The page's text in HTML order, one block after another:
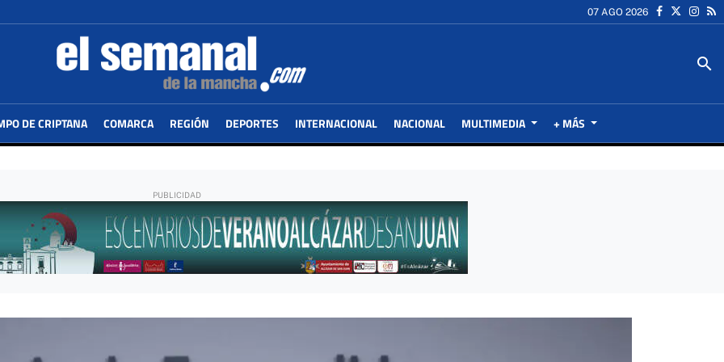
07 AGO 2026
search
DE CRIPTANA COMARCA REGIÓN DEPORTES INTERNACIONAL NACIONAL MULTIMEDIA + MÁS